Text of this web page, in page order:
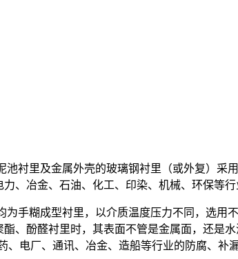
衬里及金属外壳的玻璃钢衬里（或外复）
、冶金、石油、化工、印染、机械、环保等
手糊成型衬里，以介质温度压力不同，选
、酚醛衬里时，其表面不管是金属面，还是
、电厂、通讯、冶金、造船等行业的防腐、补漏